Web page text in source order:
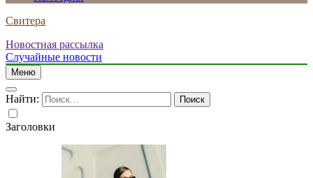
Свитера
Новостная рассылка
Случайные новости
Меню
Найти:
Заголовки